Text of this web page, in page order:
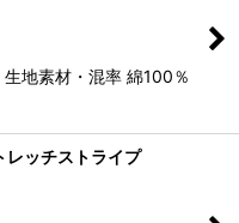
地素材・混率 綿100％
ッチストライプ